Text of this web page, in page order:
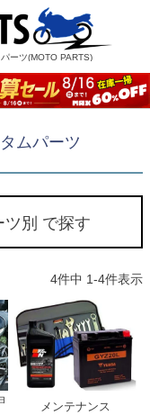
ーツ(MOTO PARTS)
ムパーツ
ツ別 で探す
4件中 1-4件表示
メンテナンス